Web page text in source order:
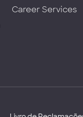
Career Services